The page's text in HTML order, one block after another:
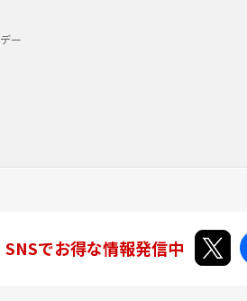
ー
SNSでお得な情報発信中